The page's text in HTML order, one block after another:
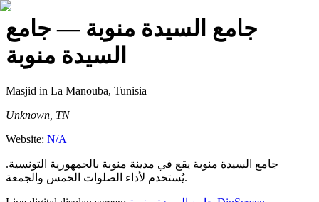
جامع السيدة منوبة — جامع
السيدة منوبة
Masjid in La Manouba, Tunisia
Unknown, TN
Website: N/A
جامع السيدة منوبة يقع في مدينة منوبة بالجمهورية التونسية.
يُستخدم لأداء الصلوات الخمس والجمعة.